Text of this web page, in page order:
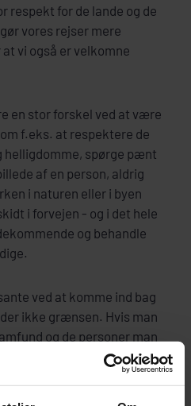
respekt for de lande og de
vores rejser mere
vi også er velkomne
en stor forskel ved at være
f.eks. at respektere de
helligdomme, spørge pænt
af en person, aldrig
i naturen eller i byen
i forvejen - og i det hele
og behandle
ved at komme ind bag
ikke grænsen. Hvis man
og de personer man
og bliver mødt med
meget mere